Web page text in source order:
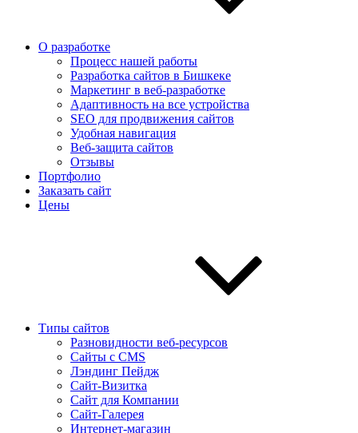
О разработке
Процесс нашей работы
Разработка сайтов в Бишкеке
Маркетинг в веб-разработке
Адаптивность на все устройства
SEO для продвижения сайтов
Удобная навигация
Веб-защита сайтов
Отзывы
Портфолио
Заказать сайт
Цены
Типы сайтов
Разновидности веб-ресурсов
Сайты с CMS
Лэндинг Пейдж
Сайт-Визитка
Сайт для Компании
Сайт-Галерея
Интернет-магазин